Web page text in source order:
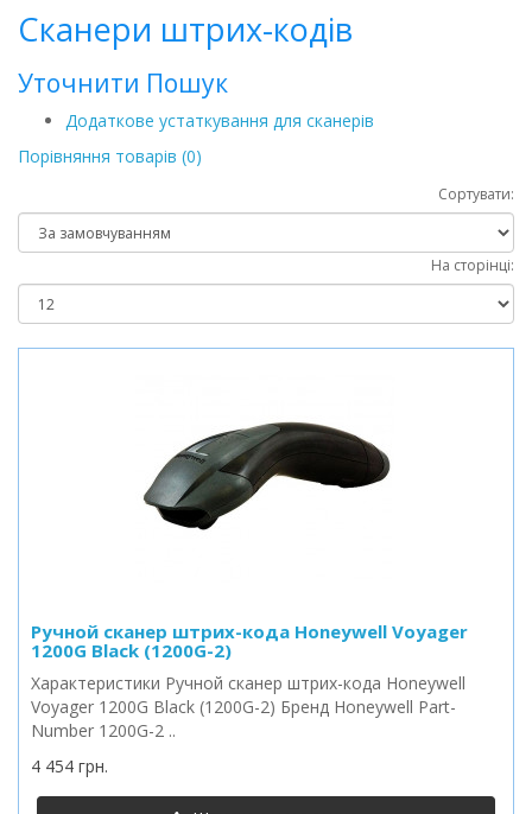
Сканери штрих-кодів
Уточнити Пошук
Додаткове устаткування для сканерів
Порівняння товарів (0)
Сортувати:
На сторінці:
Ручной сканер штрих-кода Honeywell Voyager
1200G Black (1200G-2)
Характеристики Ручной сканер штрих-кода Honeywell
Voyager 1200G Black (1200G-2) Бренд Honeywell Part-
Number 1200G-2 ..
4 454 грн.